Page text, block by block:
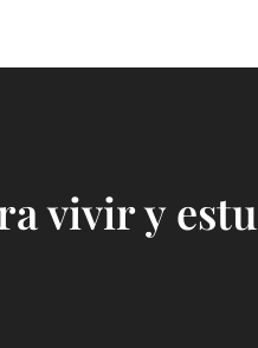
vivir y